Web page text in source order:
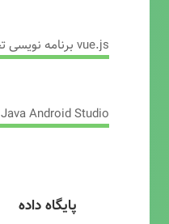
vue.js برنامه نویسی تحت وب فرانت اند
Java Android Studio برنامه نویسی اندروید
پایگاه داده